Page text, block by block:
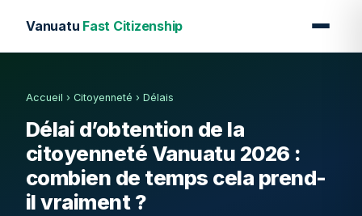
Vanuatu Fast Citizenship
Accueil › Citoyenneté › Délais
Délai d’obtention de la
citoyenneté Vanuatu 2026 :
combien de temps cela prend-
il vraiment ?